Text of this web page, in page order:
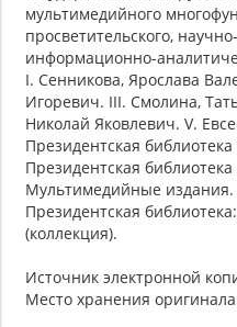
мультимедийного
просветительского,
информационно-
I. Сенникова, Ярослава
Игоревич. III. Смолина,
Николай Яковлевич. V.
Президентская
Президентская
Мультимедийные издания.
Президентская
(коллекция).
Источник электронной
Место хранения